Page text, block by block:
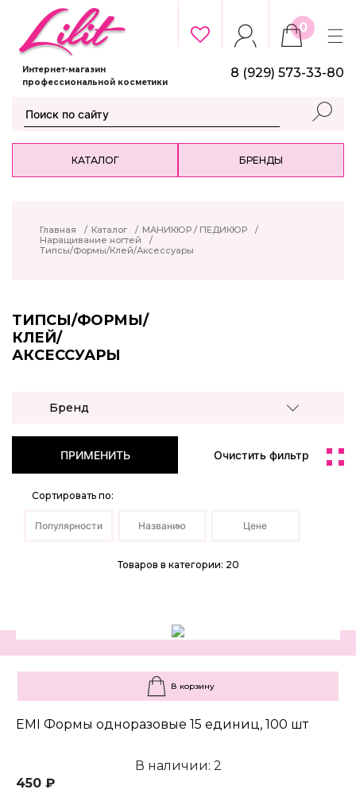
Интернет-магазин
профессиональной косметики
0
8 (929) 573-33-80
КАТАЛОГ БРЕНДЫ
Главная / Каталог / МАНИКЮР / ПЕДИКЮР
/
Наращивание ногтей
/
Типсы/Формы/Клей/Аксессуары
ТИПСЫ/ФОРМЫ/
КЛЕЙ/
АКСЕССУАРЫ
Бренд
ПРИМЕНИТЬ Очистить фильтр
Сортировать по:
Популярности Названию Цене
Товаров в категории: 20
В корзину
EMI Формы одноразовые 15 единиц, 100 шт
В наличии: 2
450 ₽